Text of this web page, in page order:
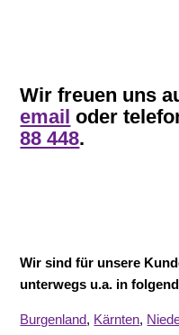
Wir freuen uns
email oder
88 448.
Wir sind für unsere
unterwegs u.a. in
Burgenland, Kärnten,